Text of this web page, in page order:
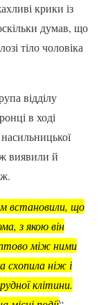
крики із
думав, що
тіло чоловіка
відділу
в ході
виявили й
встановили, що
з якою він
між ними
схопила ніж і
клітини.